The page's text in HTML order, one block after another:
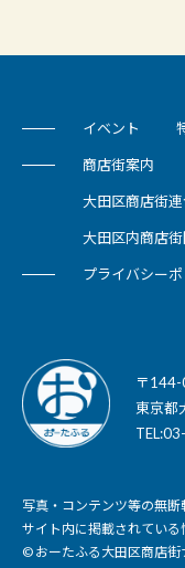
イベント
商店街案内
大田区商店街
大田区内商店
プライバシー
〒
東京都
写真・コンテンツ等の無断
サイト内に掲載されている
© おーたふる大田区商店街